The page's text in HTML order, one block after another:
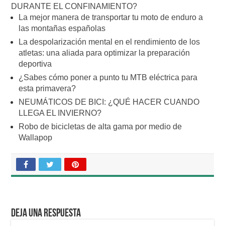
DURANTE EL CONFINAMIENTO?
La mejor manera de transportar tu moto de enduro a
las montañas españolas
La despolarización mental en el rendimiento de los
atletas: una aliada para optimizar la preparación
deportiva
¿Sabes cómo poner a punto tu MTB eléctrica para
esta primavera?
NEUMÁTICOS DE BICI: ¿QUÉ HACER CUANDO
LLEGA EL INVIERNO?
Robo de bicicletas de alta gama por medio de
Wallapop
Deja una respuesta